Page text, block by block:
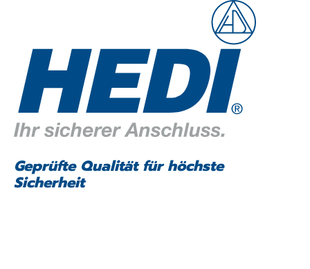
Geprüfte Qualität für höchste
Sicherheit